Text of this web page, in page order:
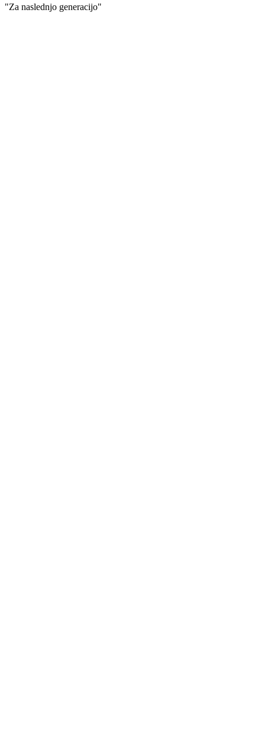
"Za naslednjo generacijo"